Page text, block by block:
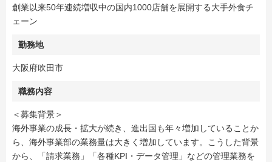
創業以来50年連続増収中の国内1000店舗を展開する大手外食チ
ェーン
勤務地
大阪府吹田市
職務内容
＜募集背景＞
海外事業の成長・拡大が続き、進出国も年々増加していることか
ら、海外事業部の業務量は大きく増加しています。こうした背景
から、「請求業務」「各種KPI・データ管理」などの管理業務を